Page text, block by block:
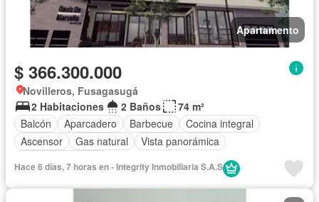
Apartamento
$ 366.300.000
Novilleros, Fusagasugá
2 Habitaciones
2 Baños
74 m²
Balcón
Aparcadero Barbecue
Cocina integral
Ascensor
Gas natural
Vista panorámica
Hace 6 días, 7 horas en - Integrity Inmobiliaria S.A.S